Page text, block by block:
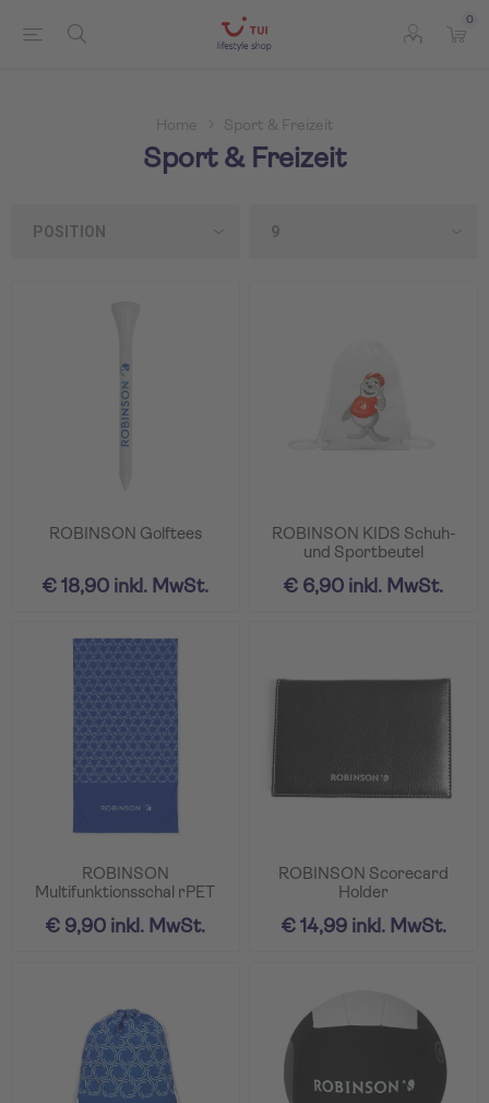
0
Home Sport & Freizeit
Sport & Freizeit
ROBINSON Golftees
€ 18,90 inkl. MwSt.
ROBINSON KIDS Schuh-
und Sportbeutel
€ 6,90 inkl. MwSt.
ROBINSON
Multifunktionsschal rPET
€ 9,90 inkl. MwSt.
ROBINSON Scorecard
Holder
€ 14,99 inkl. MwSt.